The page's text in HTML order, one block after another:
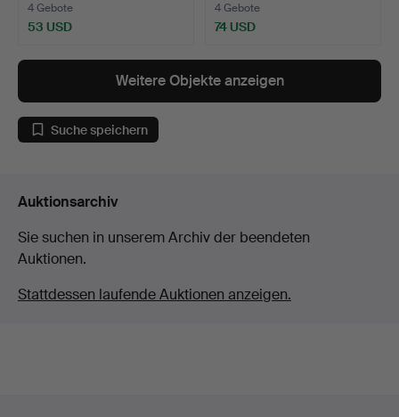
4 Gebote
53 USD
4 Gebote
74 USD
Weitere Objekte anzeigen
Suche speichern
Auktionsarchiv
Sie suchen in unserem Archiv der beendeten
Auktionen.
Stattdessen laufende Auktionen anzeigen.